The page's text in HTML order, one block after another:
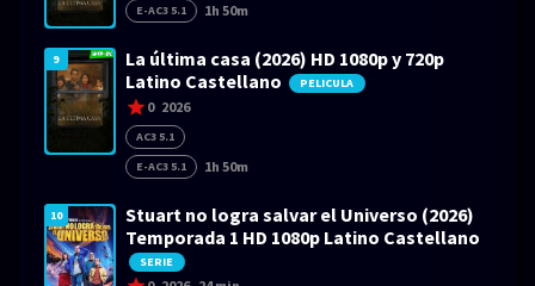
E-AC3 5.1 1h 50m
9
La última casa (2026) HD 1080p y 720p
Latino Castellano
PELICULA
0 2026
AC3 5.1
E-AC3 5.1
1h 50m
10
Stuart no logra salvar el Universo (2026)
Temporada 1 HD 1080p Latino Castellano
SERIE